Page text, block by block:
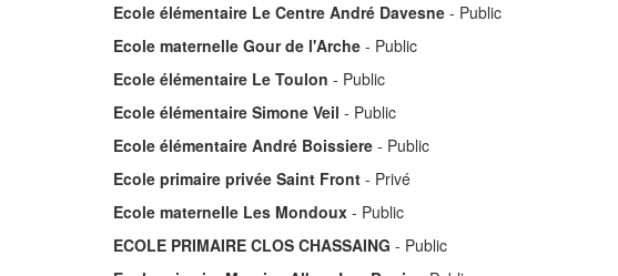
Ecole élémentaire Le Centre André Davesne - Public
Ecole maternelle Gour de l'Arche - Public
Ecole élémentaire Le Toulon - Public
Ecole élémentaire Simone Veil - Public
Ecole élémentaire André Boissiere - Public
Ecole primaire privée Saint Front - Privé
Ecole maternelle Les Mondoux - Public
ECOLE PRIMAIRE CLOS CHASSAING - Public